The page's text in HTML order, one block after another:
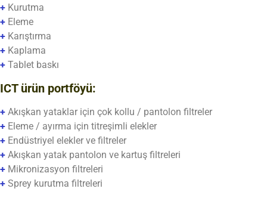
+ Kurutma
+ Eleme
+ Karıştırma
+ Kaplama
+ Tablet baskı
ICT ürün portföyü:
+ Akışkan yataklar için çok kollu / pantolon filtreler
+ Eleme / ayırma için titreşimli elekler
+ Endüstriyel elekler ve filtreler
+ Akışkan yatak pantolon ve kartuş filtreleri
+ Mikronizasyon filtreleri
+ Sprey kurutma filtreleri